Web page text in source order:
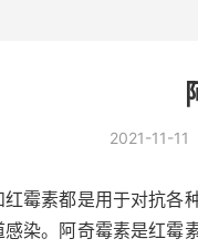
2021-11-11
红霉素都是用于对抗各
染。 阿奇霉素是红霉